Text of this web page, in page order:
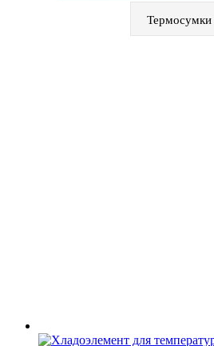
Термосумки